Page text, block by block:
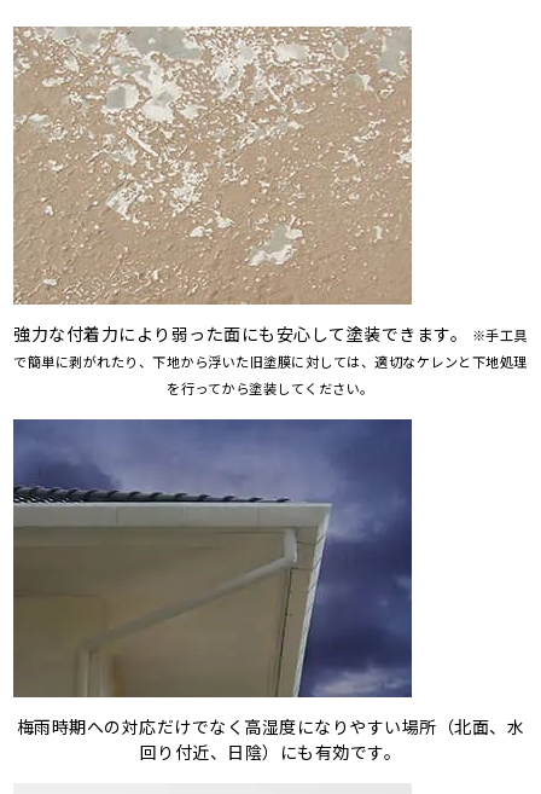
強力な付着力により弱った面にも安心して塗装できます。
※手工具
で簡単に剥がれたり、下地から浮いた旧塗膜に対しては、適切なケレンと下地処理
を行ってから塗装してください。
梅雨時期への対応だけでなく高湿度になりやすい場所（北面、水
回り付近、日陰）にも有効です。